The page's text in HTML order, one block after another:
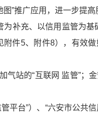
”推广应用，进一步提高
补充、以信用监管为
件5、附件8），有效
站的“互联网 监管”；
台”）、“六安市公共信